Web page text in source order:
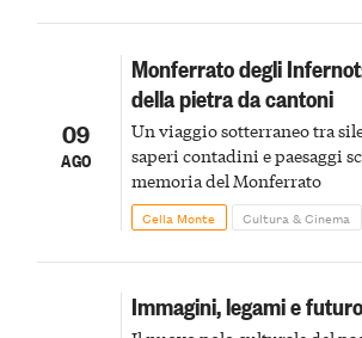
09
AGO
Monferrato degli
della pietra da cantoni
Un viaggio sotterraneo tra
saperi contadini e paesaggi
memoria del Monferrato
Cella Monte Cultura & Cinema
Immagini, legami e futuro